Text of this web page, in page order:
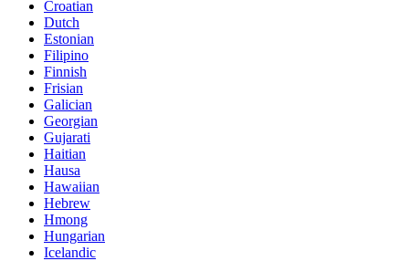
Croatian
Dutch
Estonian
Filipino
Finnish
Frisian
Galician
Georgian
Gujarati
Haitian
Hausa
Hawaiian
Hebrew
Hmong
Hungarian
Icelandic